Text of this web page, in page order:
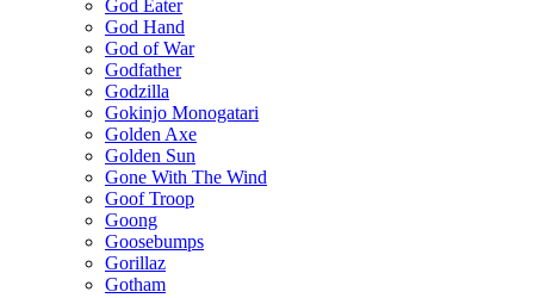
God Eater
God Hand
God of War
Godfather
Godzilla
Gokinjo Monogatari
Golden Axe
Golden Sun
Gone With The Wind
Goof Troop
Goong
Goosebumps
Gorillaz
Gotham